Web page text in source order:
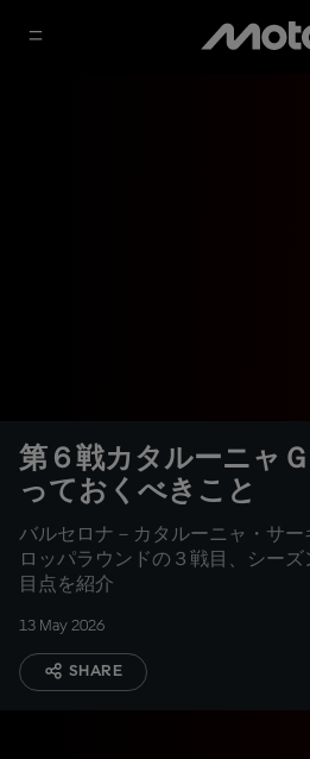
第６戦カタルーニャ
っておくべきこと
バルセロナ－カタルーニャ・サ
ロッパラウンドの３戦目、シー
目点を紹介
13 May 2026
SHARE